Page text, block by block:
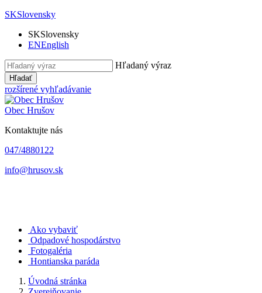
SKSlovensky
SKSlovensky
ENEnglish
Hľadaný výraz
Hľadať
rozšírené vyhľadávanie
Obec Hrušov
Kontaktujte nás
047/4880122
info@hrusov.sk
Ako vybaviť
Odpadové hospodárstvo
Fotogaléria
Hontianska paráda
Úvodná stránka